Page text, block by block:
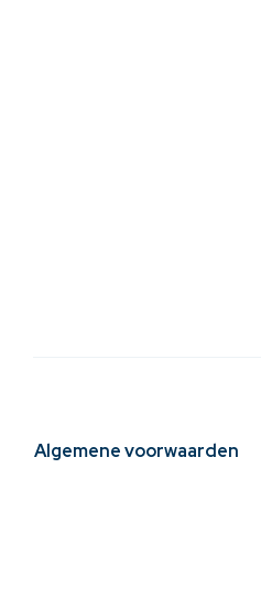
Algemene voorwaarden